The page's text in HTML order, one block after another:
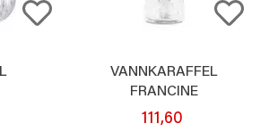
VANNKARAFFEL
FRANCINE
111,60